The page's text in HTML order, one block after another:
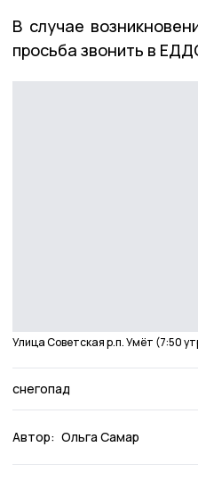
В случае
просьба звонить в
Улица Советская р.п. Умёт (7:50
снегопад
Автор: Ольга Самар